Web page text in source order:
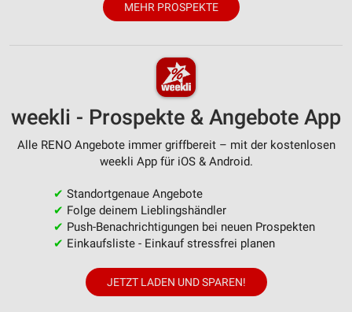
MEHR PROSPEKTE
weekli - Prospekte & Angebote App
Alle RENO Angebote immer griffbereit – mit der kostenlosen
weekli App für iOS & Android.
✔ Standortgenaue Angebote
✔ Folge deinem Lieblingshändler
✔ Push-Benachrichtigungen bei neuen Prospekten
✔ Einkaufsliste - Einkauf stressfrei planen
JETZT LADEN UND SPAREN!